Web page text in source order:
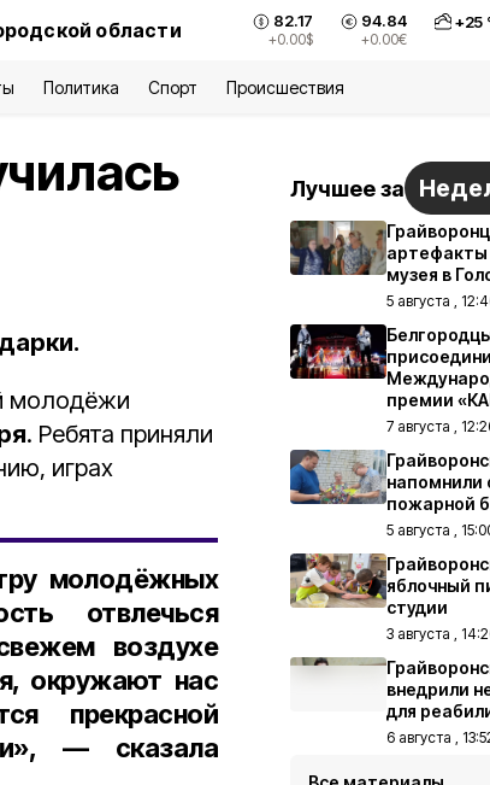
области 82.17
+0.00$
94.84
+0.00€
+25
Политика Спорт Происшествия
молодёжи
. Ребята приняли
играх
молодёжных
отвлечься
воздухе
окружают нас
прекрасной
— сказала
Лучшее за
артефакты
музея в
5 августа ,
премии
7 августа ,
напомнили
пожарной
5 августа ,
яблочный
студии
3 августа ,
внедрили
для
6 августа ,